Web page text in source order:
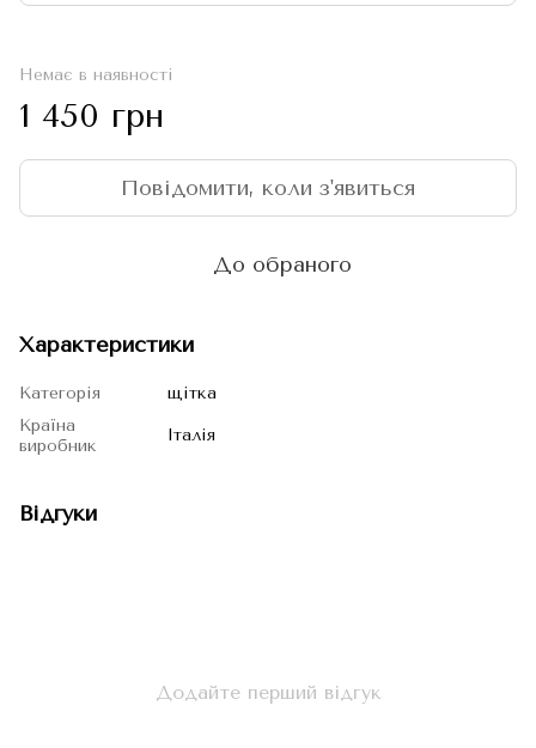
Немає в наявності
1 450 грн
Повідомити, коли з'явиться
До обраного
Характеристики
Категорія
щітка
Країна
виробник
Італія
Відгуки
Додайте перший відгук